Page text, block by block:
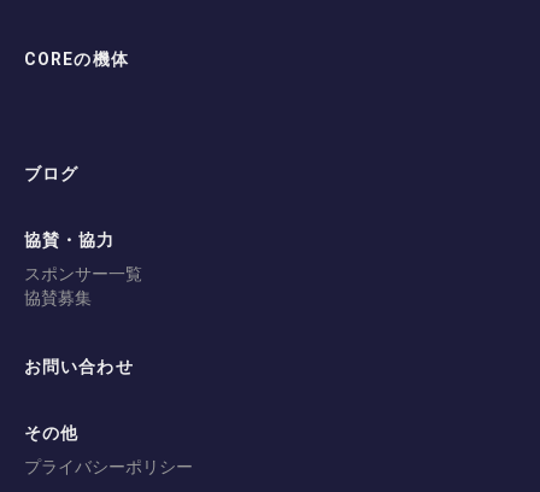
COREの機体
ブログ
協賛・協力
スポンサー一覧
協賛募集
お問い合わせ
その他
プライバシーポリシー